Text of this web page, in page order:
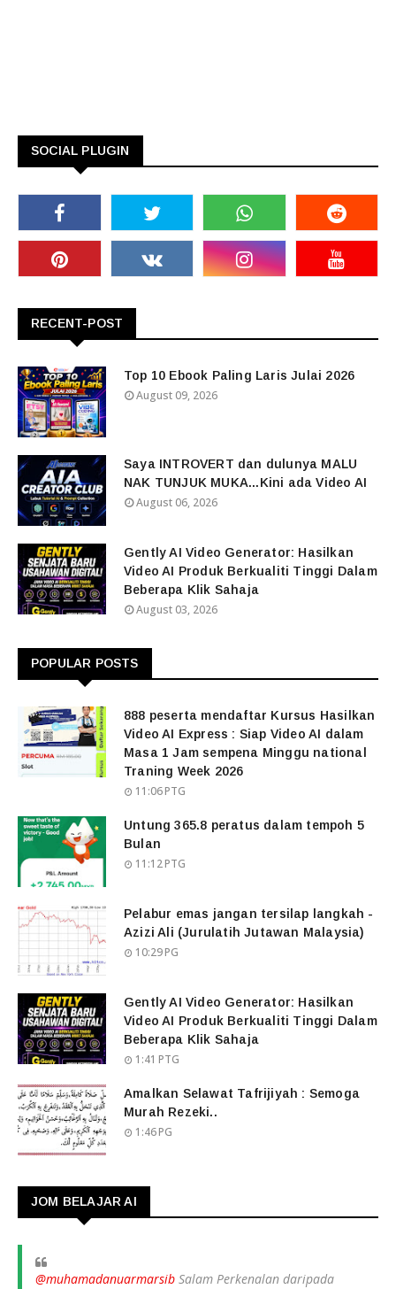
SOCIAL PLUGIN
RECENT-POST
Top 10 Ebook Paling Laris Julai 2026
August 09, 2026
Saya INTROVERT dan dulunya MALU
NAK TUNJUK MUKA...Kini ada Video AI
August 06, 2026
Gently AI Video Generator: Hasilkan
Video AI Produk Berkualiti Tinggi Dalam
Beberapa Klik Sahaja
August 03, 2026
POPULAR POSTS
888 peserta mendaftar Kursus Hasilkan
Video AI Express : Siap Video AI dalam
Masa 1 Jam sempena Minggu national
Traning Week 2026
11:06 PTG
Untung 365.8 peratus dalam tempoh 5
Bulan
11:12 PTG
Pelabur emas jangan tersilap langkah -
Azizi Ali (Jurulatih Jutawan Malaysia)
10:29 PG
Gently AI Video Generator: Hasilkan
Video AI Produk Berkualiti Tinggi Dalam
Beberapa Klik Sahaja
1:41 PTG
Amalkan Selawat Tafrijiyah : Semoga
Murah Rezeki..
1:46 PG
JOM BELAJAR AI
@muhamadanuarmarsib Salam Perkenalan daripada